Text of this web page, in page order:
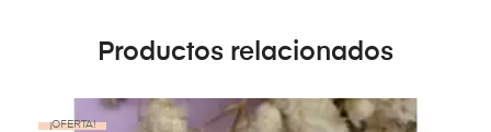
Productos relacionados
¡OFERTA!